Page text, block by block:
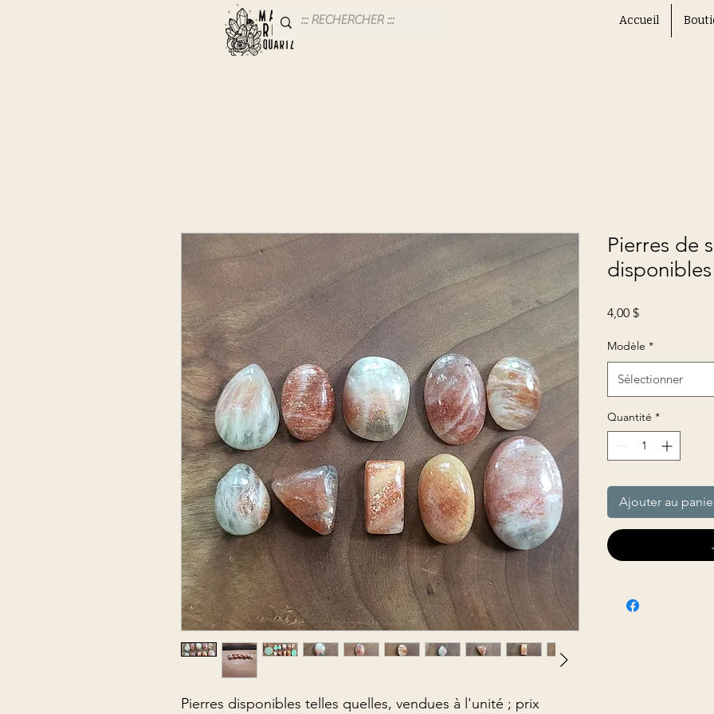
Accueil
Pierres disponibles telles quelles, vendues à l'unité ; prix
Pierres de
4,00 $Prix
Modèle *
Sélectionner
Quantité *
Ajouter au